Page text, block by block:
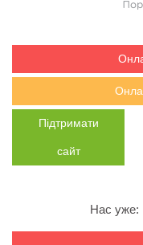
Підтримати
сайт
Нас уже: